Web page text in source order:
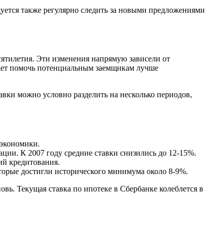
также регулярно следить за новыми предложениями
Эти изменения напрямую зависели от
помочь потенциальным заемщикам лучше
можно условно разделить на несколько периодов,
К 2007 году средние ставки снизились до 12-15%.
кредитования.
достигли исторического минимума около 8-9%.
Текущая ставка по ипотеке в Сбербанке колеблется в